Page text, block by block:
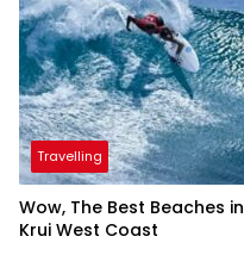
Travelling
Wow, The Best Beaches in
Krui West Coast